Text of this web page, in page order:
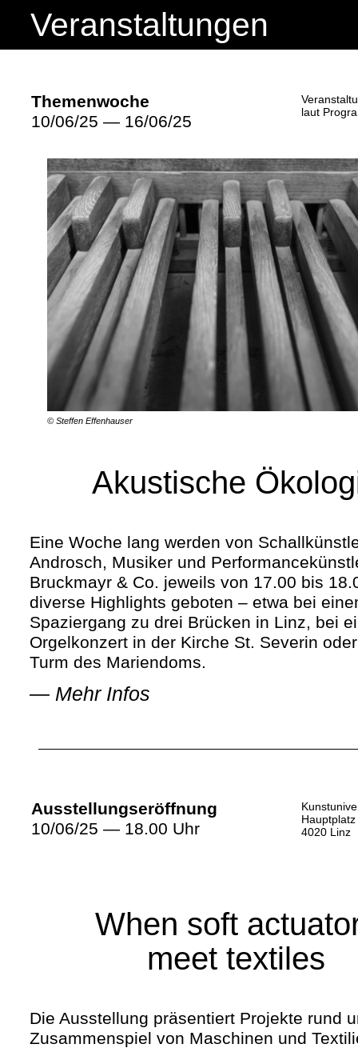
Veranstaltungen
Themenwoche
10/06/25 — 16/06/25
laut
© Steffen Effenhauser
Akustische
Eine Woche lang werden von
Androsch, Musiker und
Bruckmayr & Co. jeweils von 17.00 bis
diverse Highlights geboten – etwa bei
Spaziergang zu drei Brücken in Linz, bei
Orgelkonzert in der Kirche St. Severin
Turm des Mariendoms.
— Mehr Infos
Ausstellungseröffnung
10/06/25 — 18.00 Uhr
Hauptplatz
4020 Linz
When soft
meet textiles
Die Ausstellung präsentiert Projekte rund
Zusammenspiel von Maschinen und